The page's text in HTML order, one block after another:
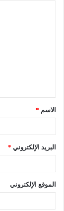
ق
*الاسم *
البريد الإلكتروني *
الموقع الإلكتروني